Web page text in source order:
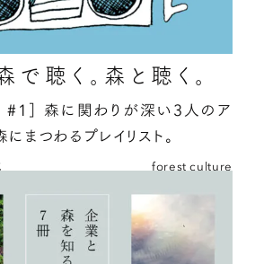
で聴く。森と聴く。
#1］ 森に関わりが深い3人のア
まつわるプレイリスト。
forest culture